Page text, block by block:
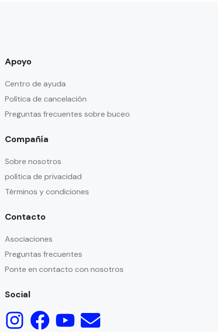
Apoyo
Centro de ayuda
Política de cancelación
Preguntas frecuentes sobre buceo
Compañía
Sobre nosotros
política de privacidad
Términos y condiciones
Contacto
Asociaciones
Preguntas frecuentes
Ponte en contacto con nosotros
Social